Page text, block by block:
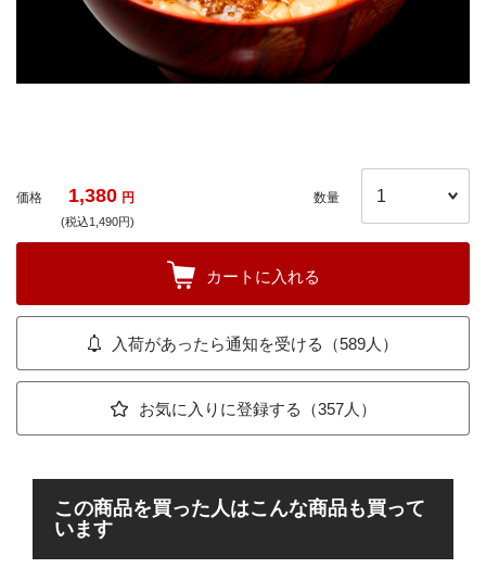
価格 1,380 円
(税込1,490円)
数量
カートに入れる
入荷があったら通知を受ける（589人）
お気に入りに登録する（357人）
この商品を買った人はこんな商品も買って
います